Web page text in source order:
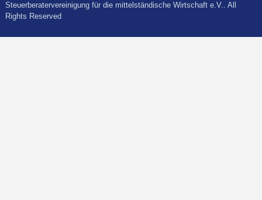
Steuerberatervereinigung für die mittelständische Wirtschaft e.V.. All
Rights Reserved